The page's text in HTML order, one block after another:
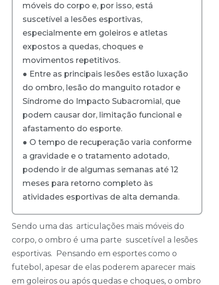
móveis do corpo e, por isso, está
suscetível a lesões esportivas,
especialmente em goleiros e atletas
expostos a quedas, choques e
movimentos repetitivos.
● Entre as principais lesões estão luxação
do ombro, lesão do manguito rotador e
Síndrome do Impacto Subacromial, que
podem causar dor, limitação funcional e
afastamento do esporte.
● O tempo de recuperação varia conforme
a gravidade e o tratamento adotado,
podendo ir de algumas semanas até 12
meses para retorno completo às
atividades esportivas de alta demanda.
Sendo uma das articulações mais móveis do
corpo, o ombro é uma parte suscetível a lesões
esportivas. Pensando em esportes como o
futebol, apesar de elas poderem aparecer mais
em goleiros ou após quedas e choques, o ombro